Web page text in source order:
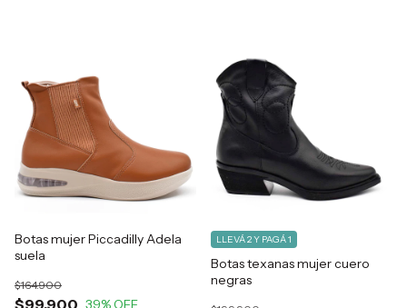
Botas mujer Piccadilly Adela
suela
$164.900
39% OFF
Botas texanas mujer cuero
negras
LLEVÁ 2 Y PAGÁ 1